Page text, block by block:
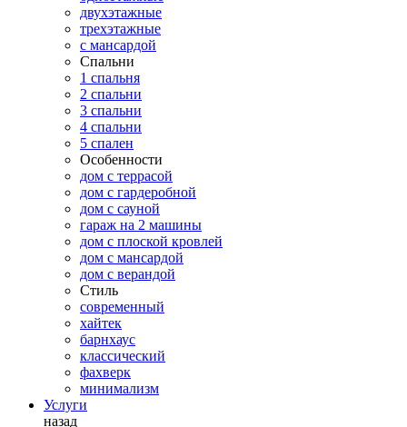
двухэтажные
трехэтажные
с мансардой
Спальни
1 спальня
2 спальни
3 спальни
4 спальни
5 спален
Особенности
дом с террасой
дом с гардеробной
дом с сауной
гараж на 2 машины
дом с плоской кровлей
дом с мансардой
дом с верандой
Стиль
современный
хайтек
барнхаус
классический
фахверк
минимализм
Услуги
назад